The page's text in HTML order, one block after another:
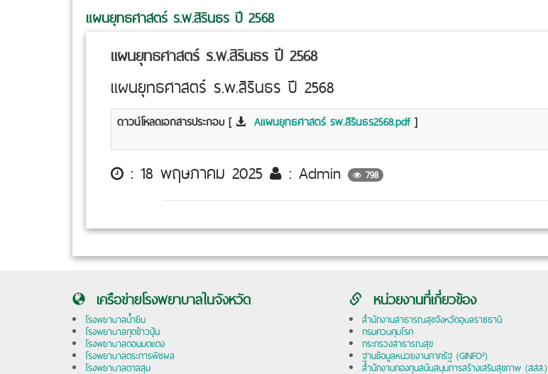
แผนยุทธศาสตร์ ร.พ.สิรินธร ปี 2568
แผนยุทธศาสตร์ ร.พ.สิรินธร ปี 2568
แผนยุทธศาสตร์ ร.พ.สิรินธร ปี 2568
ดาวน์โหลดเอกสารประกอบ [ Aแผนยุทธศาสตร์ รพ.สิรินธร2568.pdf]
: 18 พฤษภาคม 2025 : Admin 798
เครือข่ายโรงพยาบาลในจังหวัด
โรงพยาบาลน้ำยืน
โรงพยาบาลกุดข้าวปุ้น
โรงพยาบาลดอนมดแดง
โรงพยาบาลตระการพืชผล
โรงพยาบาลตาลสุม
หน่วยงานที่เกี่ยวข้อง
สำนักงานสาธารณสุขจังหวัดอุบลราชธานี
กรมควบคุมโรค
กระทรวงสาธารณสุข
ฐานข้อมูลหน่วยงานภาครัฐ (GINFO²)
สำนักงานกองทุนสนับสนุนการสร้างเสริมสุขภาพ (สสส.)